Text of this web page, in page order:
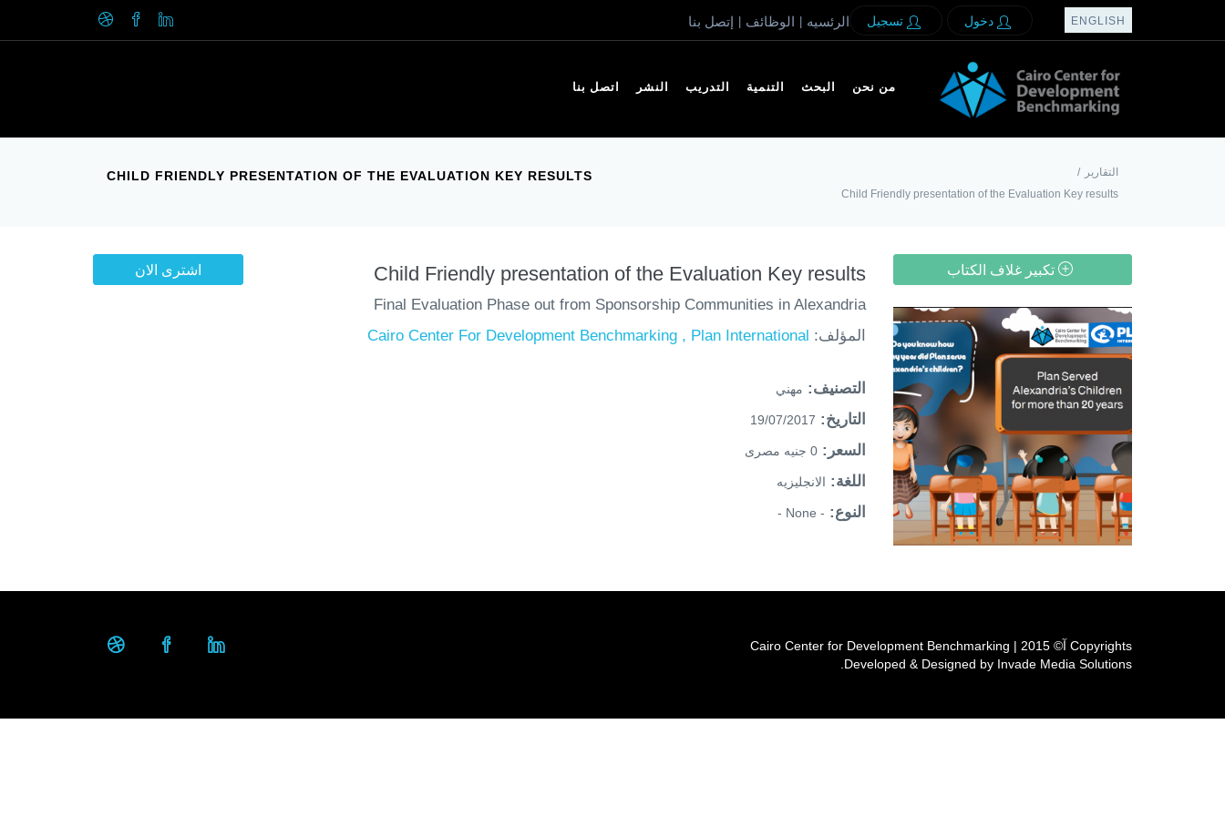
الرئسيه الوظائف إتصل بنا دخول تسجيل ENGLISH
من نحن البحث التنمية التدريب النشر اتصل بنا
CHILD FRIENDLY PRESENTATION OF THE EVALUATION KEY RESULTS التقارير
/
Child Friendly presentation of the Evaluation Key results
تكبير غلاف الكتاب Child Friendly presentation of the Evaluation Key results
Final Evaluation Phase out from Sponsorship Communities in Alexandria
المؤلف: Cairo Center For Development Benchmarking , Plan International
التصنيف: مهني
التاريخ: 19/07/2017
السعر: 0 جنيه مصرى
اللغة: الانجليزيه
النوع: - None -
اشترى الان
Copyrights آ© 2015 | Cairo Center for Development Benchmarking
Developed & Designed by Invade Media Solutions.